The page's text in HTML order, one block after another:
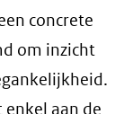
concrete
om inzicht
aan de